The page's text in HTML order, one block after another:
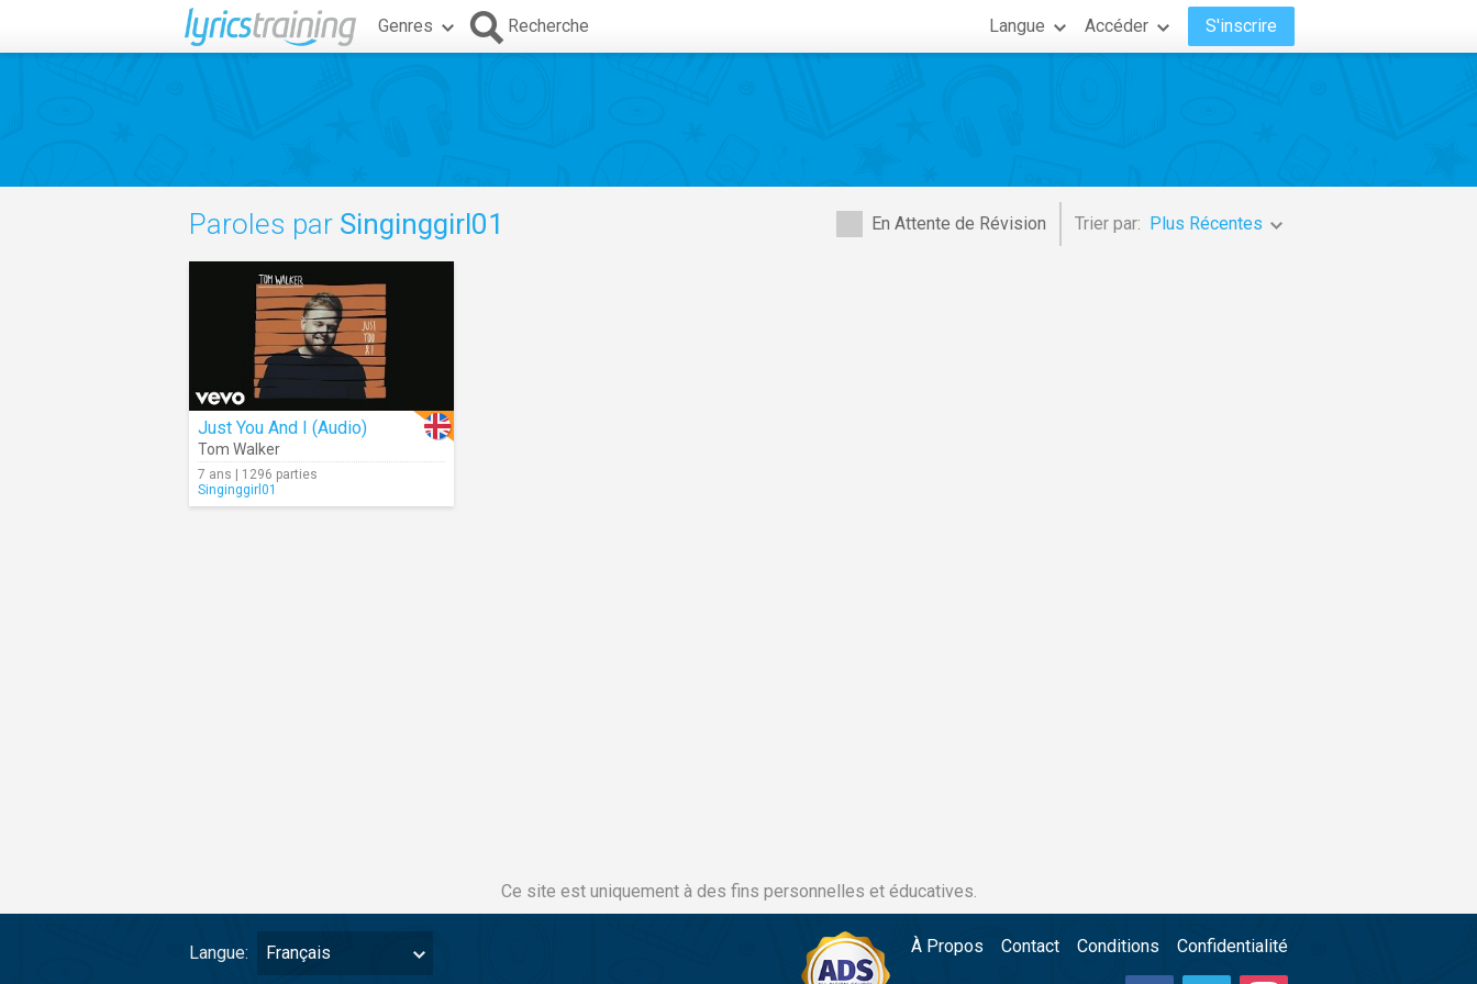
Genres Recherche Langue Accéder S'inscrire
En Attente de Révision Trier par: Plus Récentes
Paroles par Singinggirl01
Just You And I (Audio)
Tom Walker
7 ans | 1296 parties
Singinggirl01
Ce site est uniquement à des fins personnelles et éducatives.
Langue: Français À Propos Contact Conditions Confidentialité